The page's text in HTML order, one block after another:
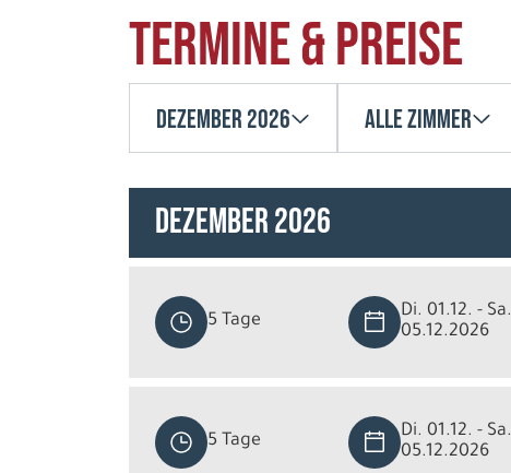
Termine & Preise
Dezember 2026 Alle Zimmer
Dezember 2026
5 Tage
Di. 01.12. - Sa.
05.12.2026
5 Tage
Di. 01.12. - Sa.
05.12.2026